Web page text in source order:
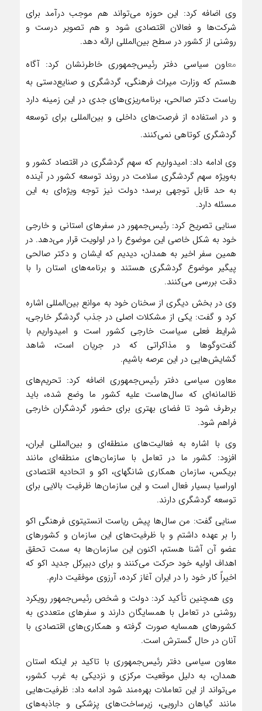
وی اضافه کرد: این حوزه می‌تواند هم موجب درآمد برای
شرکت‌ها و فعالان اقتصادی شود و هم تصویر درست و
روشنی از کشور در سطح بین‌المللی ارائه دهد.
معاون سیاسی دفتر رئیس‌جمهوری خاطرنشان کرد: آگاه
هستم که وزارت میراث فرهنگی، گردشگری و صنایع‌دستی به
ریاست دکتر صالحی، برنامه‌ریزی‌های جدی در این زمینه دارد
و در استفاده از فرصت‌های داخلی و بین‌المللی برای توسعه
گردشگری کوتاهی نمی‌کنند.
وی ادامه داد: امیدواریم که سهم گردشگری در اقتصاد کشور و
به‌ویژه سهم گردشگری سلامت در روند توسعه کشور در آینده
به حد قابل توجهی برسد؛ دولت نیز توجه ویژه‌ای به این
مسئله دارد.
سنایی تصریح کرد: رئیس‌جمهور در سفرهای استانی و خارجی
خود به شکل خاصی این موضوع را در اولویت قرار می‌دهد. در
همین سفر اخیر به همدان، دیدیم که ایشان و دکتر صالحی
پیگیر موضوع گردشگری هستند و برنامه‌های استان را با
دقت بررسی می‌کنند.
وی در بخش دیگری از سخنان خود به موانع بین‌المللی اشاره
کرد و گفت: یکی از مشکلات اصلی در جذب گردشگر خارجی،
شرایط فعلی سیاست خارجی کشور است و امیدواریم با
گفت‌وگوها و مذاکراتی که در جریان است، شاهد
گشایش‌هایی در این عرصه باشیم.
معاون سیاسی دفتر رئیس‌جمهوری اضافه کرد: تحریم‌های
ظالمانه‌ای که سال‌هاست علیه کشور ما وضع شده، باید
برطرف شود تا فضای بهتری برای حضور گردشگران خارجی
فراهم شود.
وی با اشاره به فعالیت‌های منطقه‌ای و بین‌المللی ایران،
افزود: کشور ما در تعامل با سازمان‌های منطقه‌ای مانند
بریکس، سازمان همکاری شانگهای، اکو و اتحادیه اقتصادی
اوراسیا بسیار فعال است و این سازمان‌ها ظرفیت بالایی برای
توسعه گردشگری دارند.
سنایی گفت: من سال‌ها پیش ریاست انستیتوی فرهنگی اکو
را بر عهده داشتم و با ظرفیت‌های این سازمان و کشورهای
عضو آن آشنا هستم، اکنون این سازمان‌ها به سمت تحقق
اهداف اولیه خود حرکت می‌کنند و برای دبیرکل جدید اکو که
اخیراً کار خود را در ایران آغاز کرده، آرزوی موفقیت دارم.
وی همچنین تأکید کرد: دولت و شخص رئیس‌جمهور رویکرد
روشنی در تعامل با همسایگان دارند و سفرهای متعددی به
کشورهای همسایه صورت گرفته و همکاری‌های اقتصادی با
آنان در حال گسترش است.
معاون سیاسی دفتر رئیس‌جمهوری با تاکید بر اینکه استان
همدان، به دلیل موقعیت مرکزی و نزدیکی به غرب کشور،
می‌تواند از این تعاملات بهره‌مند شود ادامه داد: ظرفیت‌هایی
مانند گیاهان دارویی، زیرساخت‌های پزشکی و جاذبه‌های